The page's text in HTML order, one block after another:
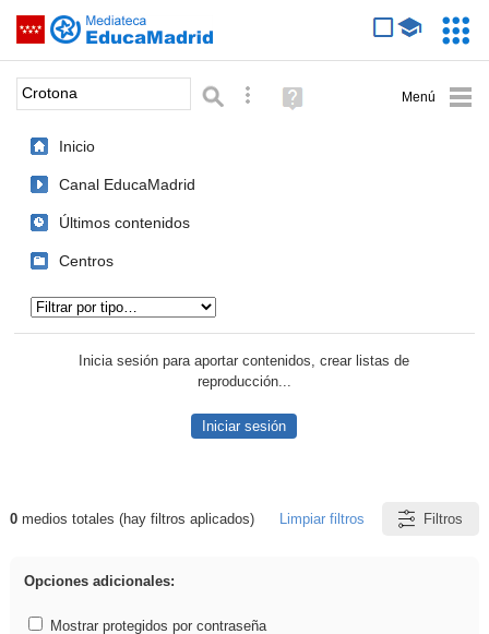
Saltar navegación
Palabra o frase: Búsqueda avanzada
Ayuda
(en
Inicio
Canal EducaMadrid
Últimos contenidos
Centros
Inicia sesión para aportar contenidos, crear listas de
reproducción...
Iniciar sesión
Resultados de: Crotona
0medios totales (hay filtros aplicados) Limpiar filtros Filtros
Opciones adicionales:
Mostrar protegidos por contraseña